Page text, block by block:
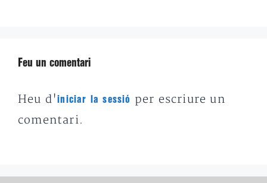
Feu un comentari
Heu d'iniciar la sessió
per escriure un
comentari.